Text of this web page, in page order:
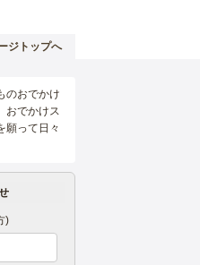
ジトップへ
のおでかけ
おでかけス
願って日々
)